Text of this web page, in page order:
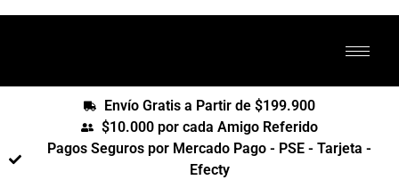
Envío Gratis a Partir de $199.900
$10.000 por cada Amigo Referido
Pagos Seguros por Mercado Pago - PSE - Tarjeta -
Efecty